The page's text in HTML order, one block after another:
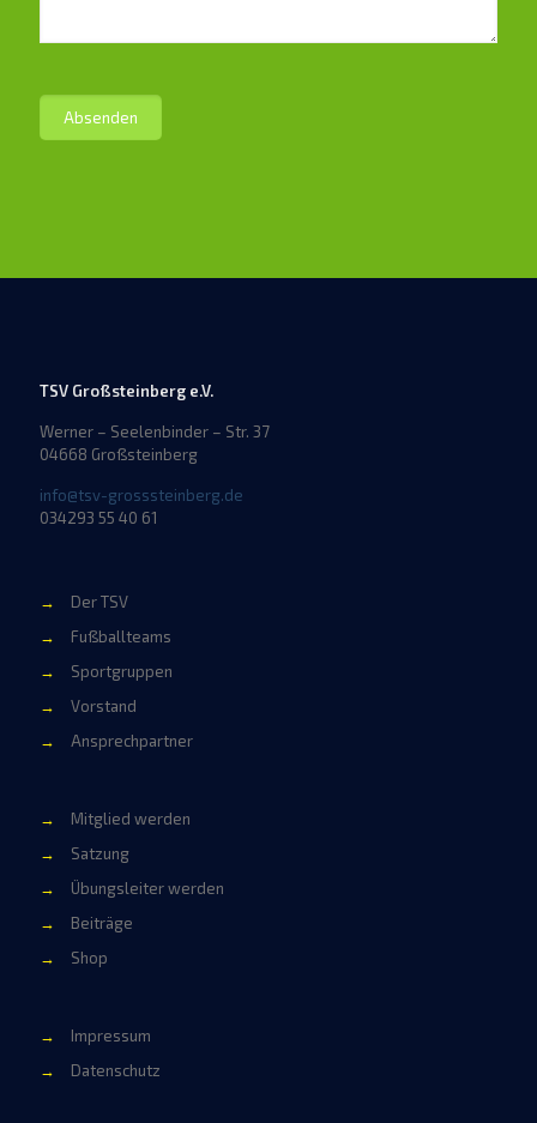
TSV Großsteinberg e.V.
Werner – Seelenbinder – Str. 37
04668 Großsteinberg
info@tsv-grosssteinberg.de
034293 55 40 61
→
Der TSV
→
Fußballteams
→
Sportgruppen
→
Vorstand
→
Ansprechpartner
→
Mitglied werden
→
Satzung
→
Übungsleiter werden
→
Beiträge
→
Shop
→
Impressum
→
Datenschutz